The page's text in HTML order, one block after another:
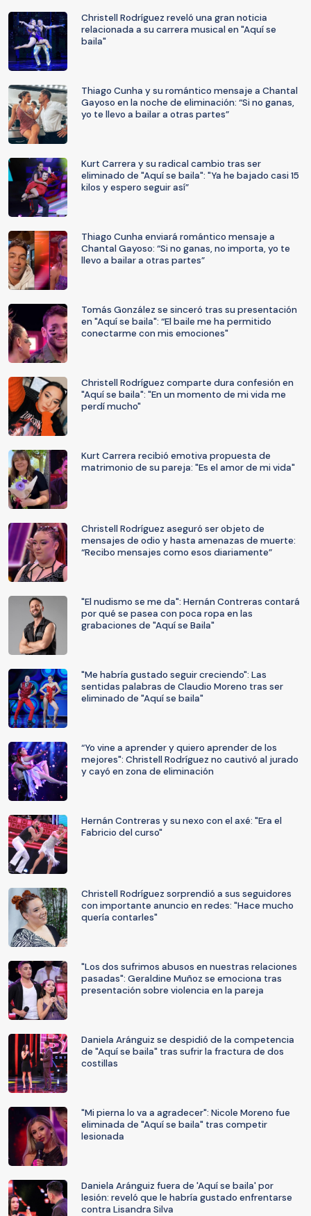
Christell Rodríguez reveló una gran noticia
relacionada a su carrera musical en "Aquí se
baila"
Thiago Cunha y su romántico mensaje a Chantal
Gayoso en la noche de eliminación: “Si no ganas,
yo te llevo a bailar a otras partes”
Kurt Carrera y su radical cambio tras ser
eliminado de "Aquí se baila": "Ya he bajado casi 15
kilos y espero seguir así”
Thiago Cunha enviará romántico mensaje a
Chantal Gayoso: “Si no ganas, no importa, yo te
llevo a bailar a otras partes”
Tomás González se sinceró tras su presentación
en "Aquí se baila": “El baile me ha permitido
conectarme con mis emociones"
Christell Rodríguez comparte dura confesión en
"Aquí se baila": "En un momento de mi vida me
perdí mucho"
Kurt Carrera recibió emotiva propuesta de
matrimonio de su pareja: "Es el amor de mi vida"
Christell Rodríguez aseguró ser objeto de
mensajes de odio y hasta amenazas de muerte:
“Recibo mensajes como esos diariamente”
"El nudismo se me da": Hernán Contreras contará
por qué se pasea con poca ropa en las
grabaciones de "Aquí se Baila"
"Me habría gustado seguir creciendo": Las
sentidas palabras de Claudio Moreno tras ser
eliminado de "Aquí se baila"
“Yo vine a aprender y quiero aprender de los
mejores": Christell Rodríguez no cautivó al jurado
y cayó en zona de eliminación
Hernán Contreras y su nexo con el axé: "Era el
Fabricio del curso"
Christell Rodríguez sorprendió a sus seguidores
con importante anuncio en redes: "Hace mucho
quería contarles"
"Los dos sufrimos abusos en nuestras relaciones
pasadas": Geraldine Muñoz se emociona tras
presentación sobre violencia en la pareja
Daniela Aránguiz se despidió de la competencia
de "Aquí se baila" tras sufrir la fractura de dos
costillas
"Mi pierna lo va a agradecer": Nicole Moreno fue
eliminada de "Aquí se baila" tras competir
lesionada
Daniela Aránguiz fuera de 'Aquí se baila' por
lesión: reveló que le habría gustado enfrentarse
contra Lisandra Silva